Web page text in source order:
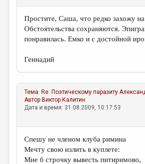
Простите, Саша, что редко захожу
Обстоятельства сохраняются.
понравилась. Емко и с достойной
Геннадий
Тема: Re: Поэтическому паразиту
Автор Виктор Калитин
Дата и время: 31.08.2009, 10:17:53
Спешу не членом клуба римина
Мечту свою излить в куплете:
Мне б строчку вывесть питиримово,